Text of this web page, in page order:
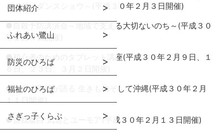
団体紹介
ふれあい鷺山
防災のひろば
福祉のひろば
さぎっ子くらぶ
とベリーダンスショウ～(平成３０年２月３日開催)
自殺予防講演会～地域で支える大切ないのち～(平成３０
年２月４日開催)
● 初心者のためのタブレット講座(平成３０年２月９日、１
６日、２３日、３月２日開催)
●アキノ隊員が語る 生きものそして沖縄(平成３０年２月
１１日開催)
●曽我蕭白 気迫とユーモア(平成３０年２月１３日開催)